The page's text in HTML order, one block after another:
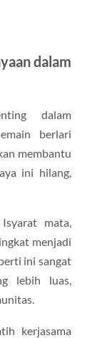
dalam
dalam
berlari
membantu
ini hilang,
mata,
menjadi
ini sangat
lebih luas,
kerjasama